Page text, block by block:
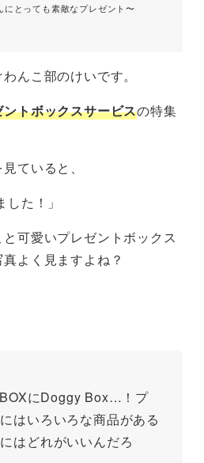
にとっても素敵なプレゼント〜
んこ部のけいです。
トボックスサービスの特集
ていると、
た！」
可愛いプレゼントボックス
よく見ますよね？
にDoggy Box…！プ
はいろいろな商品がある
はどれがいいんだろ